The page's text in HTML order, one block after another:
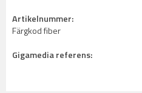
Artikelnummer:
Färgkod fiber
Gigamedia referens: